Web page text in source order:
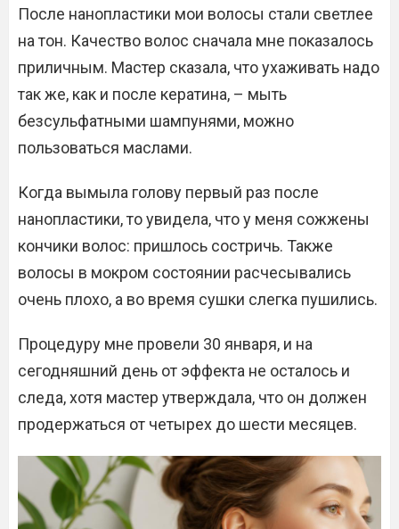
После нанопластики мои волосы стали светлее
на тон. Качество волос сначала мне показалось
приличным. Мастер сказала, что ухаживать надо
так же, как и после кератина, – мыть
безсульфатными шампунями, можно
пользоваться маслами.
Когда вымыла голову первый раз после
нанопластики, то увидела, что у меня сожжены
кончики волос: пришлось состричь. Также
волосы в мокром состоянии расчесывались
очень плохо, а во время сушки слегка пушились.
Процедуру мне провели 30 января, и на
сегодняшний день от эффекта не осталось и
следа, хотя мастер утверждала, что он должен
продержаться от четырех до шести месяцев.